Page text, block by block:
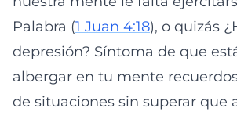
Palabra (1 Juan 4:18), o quizás
depresión? Síntoma de que
albergar en tu mente
de situaciones sin superar que